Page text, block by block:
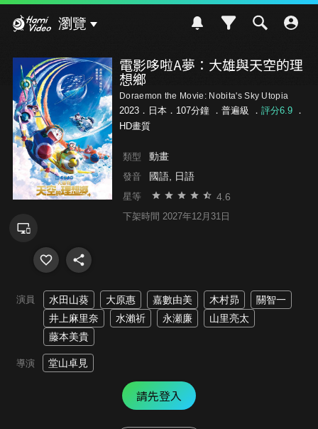
瀏覽
電影哆啦A夢：大雄與天空的理
想鄉
Doraemon the Movie: Nobita's Sky Utopia
2023．日本．107分鐘 ． 普遍級 ． 評分6.9．
HD畫質
類型 動畫
發音 國語, 日語
星等 4.6
下架時間 2027年12月31日
演員 水田山葵 大原惠 嘉數由美 木村昴
關智一
井上麻里奈
水瀨祈 永瀬廉
山里亮太
藤本美貴
導演 堂山卓見
請先登入